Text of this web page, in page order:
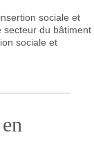
sociale et
secteur du bâtiment
sociale et